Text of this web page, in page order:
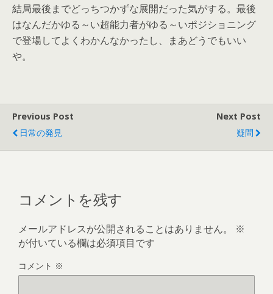
結局最後までどっちつかずな展開だった気がする。最後
はなんだかゆる～い超能力者がゆる～いポジショニング
で登場してよくわかんなかったし、まあどうでもいい
や。
Previous Post
日常の発見
Next Post
疑問
コメントを残す
メールアドレスが公開されることはありません。
※
が付いている欄は必須項目です
コメント ※